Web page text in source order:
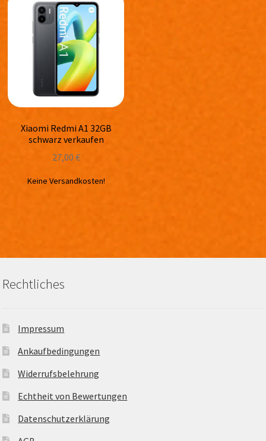
Xiaomi Redmi A1 32GB
schwarz verkaufen
27,00 €
Keine Versandkosten!
Rechtliches
Impressum
Ankaufbedingungen
Widerrufsbelehrung
Echtheit von Bewertungen
Datenschutzerklärung